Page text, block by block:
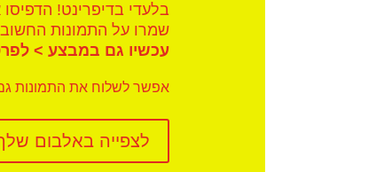
בלעדי בדיפרינט!
שמרו על התמונות
עכשיו גם במבצע >
אפשר לשלוח את התמונות
לצפייה באלבום